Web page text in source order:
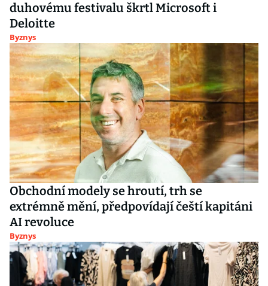
duhovému festivalu škrtl Microsoft i
Deloitte
Byznys
Obchodní modely se hroutí, trh se
extrémně mění, předpovídají čeští kapitáni
AI revoluce
Byznys